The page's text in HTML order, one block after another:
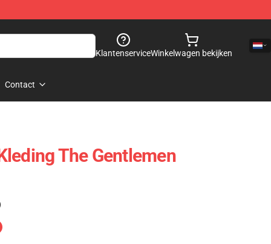
KlantenserviceWinkelwagen bekijken
Contact
The Gentlemen